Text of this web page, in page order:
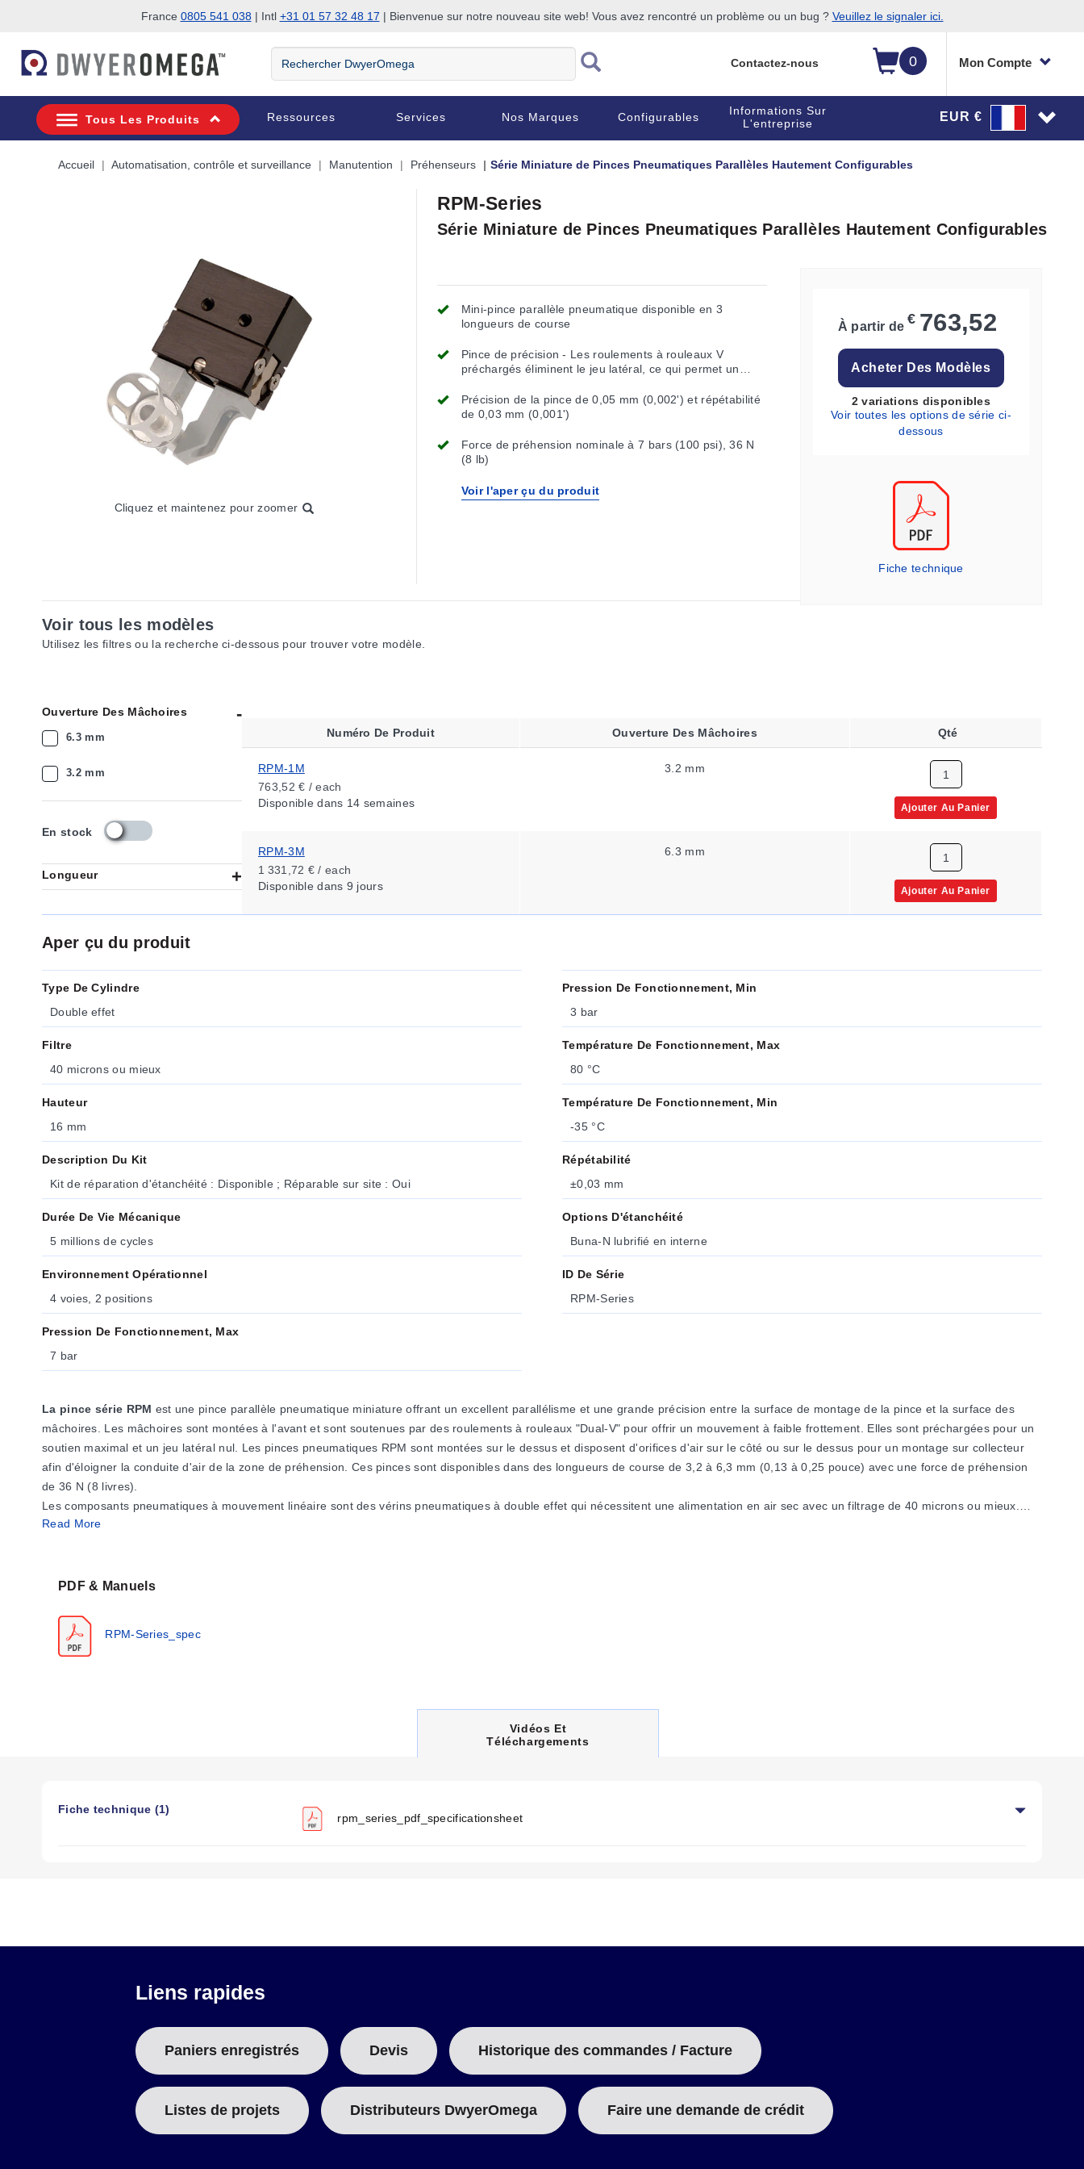
France 0805 541 038| Intl +31 01 57 32 48 17 | Bienvenue sur notre nouveau site web! Vous avez rencontré un problème ou un bug ? Veuillez le signaler ici.
0 Mon Compte
Rechercher
DwyerOmega
Contactez-nous
Tous Les Produits Ressources Services Nos Marques Configurables
Informations Sur
L'entreprise
EUR €
Accueil Automatisation, contrôle et surveillance Manutention Préhenseurs Série Miniature de Pinces Pneumatiques Parallèles Hautement Configurables
Cliquez et maintenez pour zoomer
RPM-Series
Série Miniature de Pinces Pneumatiques Parallèles Hautement Configurables
Mini-pince parallèle pneumatique disponible en 3
longueurs de course
Pince de précision - Les roulements à rouleaux V
préchargés éliminent le jeu latéral, ce qui permet un
Précision de la pince de 0,05 mm (0,002') et répétabilité
de 0,03 mm (0,001')
Force de préhension nominale à 7 bars (100 psi), 36 N
(8 lb)
Voir l'aper çu du produit
À partir de € 763,52
Acheter Des Modèles
2 variations disponibles
Voir toutes les options de série ci-
dessous
Fiche technique
Voir tous les modèles
Utilisez les filtres ou la recherche ci-dessous pour trouver votre modèle.
Ouverture Des Mâchoires
6.3 mm
3.2 mm
En stock
a
i
a
y
_
Longueur
Numéro De Produit Ouverture Des Mâchoires Qté
RPM-1M
763,52 € / each
Disponible dans 14 semaines
3.2 mm
Ajouter Au Panier
RPM-3M
1 331,72 € / each
Disponible dans 9 jours
6.3 mm
Ajouter Au Panier
Aper çu du produit
Type De Cylindre
Double effet
Filtre
40 microns ou mieux
Hauteur
16 mm
Description Du Kit
Kit de réparation d'étanchéité : Disponible ; Réparable sur site : Oui
Durée De Vie Mécanique
5 millions de cycles
Environnement Opérationnel
4 voies, 2 positions
Pression De Fonctionnement, Max
7 bar
Pression De Fonctionnement, Min
3 bar
Température De Fonctionnement, Max
80 °C
Température De Fonctionnement, Min
-35 °C
Répétabilité
±0,03 mm
Options D'étanchéité
Buna-N lubrifié en interne
ID De Série
RPM-Series
La pince série RPM est une pince parallèle pneumatique miniature offrant un excellent parallélisme et une grande précision entre la surface de montage de la pince et la surface des
mâchoires. Les mâchoires sont montées à l'avant et sont soutenues par des roulements à rouleaux "Dual-V" pour offrir un mouvement à faible frottement. Elles sont préchargées pour un
soutien maximal et un jeu latéral nul. Les pinces pneumatiques RPM sont montées sur le dessus et disposent d'orifices d'air sur le côté ou sur le dessus pour un montage sur collecteur
afin d'éloigner la conduite d'air de la zone de préhension. Ces pinces sont disponibles dans des longueurs de course de 3,2 à 6,3 mm (0,13 à 0,25 pouce) avec une force de préhension
de 36 N (8 livres).
Les composants pneumatiques à mouvement linéaire sont des vérins pneumatiques à double effet qui nécessitent une alimentation en air sec avec un filtrage de 40 microns ou mieux.
Pour un contrôle optimal des composants pneumatiques, des vannes de régulation de débit (régulation de sortie) doivent être installées afin de réguler la vitesse de l'appareil.
Read More
PDF & Manuels
RPM-Series_spec
C
U
T
Vidéos Et
Téléchargements
Fiche technique (1)
rpm_series_pdf_specificationsheet
Liens rapides
Paniers enregistrés Devis Historique des commandes / Facture
Listes de projets Distributeurs DwyerOmega Faire une demande de crédit